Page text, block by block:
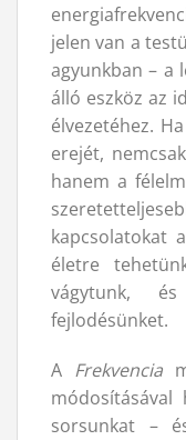
jelen van a
agyunkban – a
álló eszköz az
élvezetéhez.
erejét,
hanem a
kapcsolatokat
életre
vágytunk,
fejlodésünket.
A Frekvencia
sorsunkat –